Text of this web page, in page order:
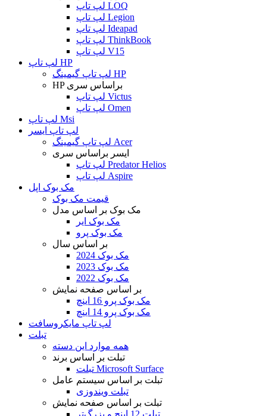
لپ تاپ LOQ
لپ تاپ Legion
لپ تاپ Ideapad
لپ تاپ ThinkBook
لپ تاپ V15
لپ تاپ HP
لپ تاپ گیمینگ HP
HP براساس سری
لپ تاپ Victus
لپ تاپ Omen
لپ تاپ Msi
لپ تاپ ایسر
لپ تاپ گیمینگ Acer
ایسر براساس سری
لپ تاپ Predator Helios
لپ تاپ Aspire
مک بوک اپل
قیمت مک بوک
مک بوک بر اساس مدل
مک بوک ایر
مک بوک پرو
بر اساس سال
مک بوک 2024
مک بوک 2023
مک بوک 2022
بر اساس صفحه نمایش
مک بوک پرو 16 اینچ
مک بوک پرو 14 اینچ
لپ تاپ مایکروسافت
تبلت
همه موارد این دسته
تبلت بر اساس برند
تبلت Microsoft Surface
تبلت بر اساس سیستم عامل
تبلت ویندوزی
تبلت بر اساس صفحه نمایش
تبلت 12 اینچ و بزرگ‌تر